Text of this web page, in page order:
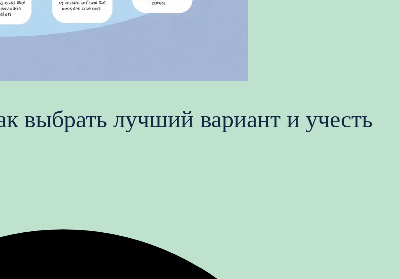
выбрать лучший вариант и учесть